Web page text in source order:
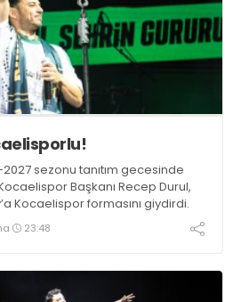
sezonu tanıtım gecesinde
Başkanı Recep Durul,
Kocaelispor formasını giydirdi.
23:48